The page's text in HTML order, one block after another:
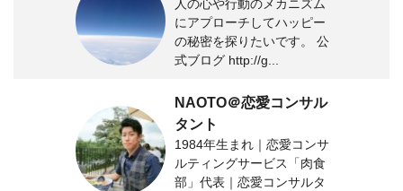
人の心や行動のメカニズム
にアプローチしてハッピー
の秘密を探りたいです。 公
式ブログ http://g...
NAOTO＠恋愛コンサル
タント
1984年生まれ｜恋愛コンサ
ルティングサービス「肉食
部」代表｜恋愛コンサルタ